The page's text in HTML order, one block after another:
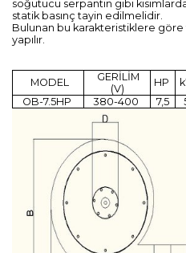
soğutucu serpantin gibi
statik basınç tayin edilmelidir.
Bulunan bu karakteristiklere
yapılır.
MODEL
GERİLİM
(V)
HP
OB-7.5HP
380-400 7,5